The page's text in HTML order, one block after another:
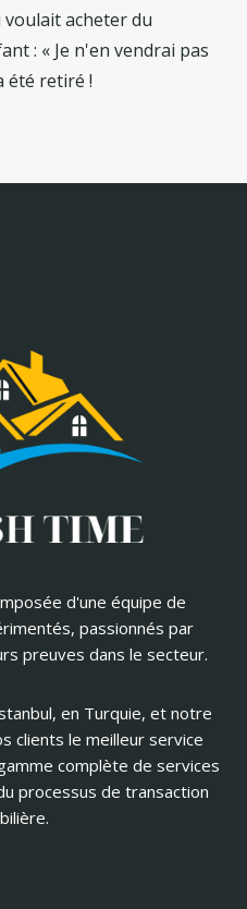
voulait acheter du
: « Je n'en vendrai pas
été retiré !
d'une équipe de
passionnés par
preuves dans le secteur.
en Turquie, et notre
clients le meilleur service
complète de services
processus de transaction